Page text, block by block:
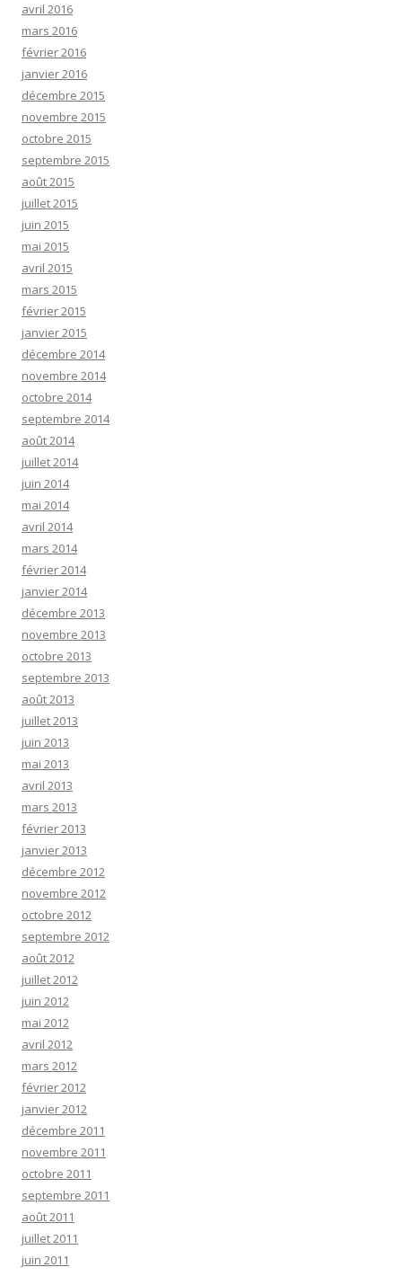
avril 2016
mars 2016
février 2016
janvier 2016
décembre 2015
novembre 2015
octobre 2015
septembre 2015
août 2015
juillet 2015
juin 2015
mai 2015
avril 2015
mars 2015
février 2015
janvier 2015
décembre 2014
novembre 2014
octobre 2014
septembre 2014
août 2014
juillet 2014
juin 2014
mai 2014
avril 2014
mars 2014
février 2014
janvier 2014
décembre 2013
novembre 2013
octobre 2013
septembre 2013
août 2013
juillet 2013
juin 2013
mai 2013
avril 2013
mars 2013
février 2013
janvier 2013
décembre 2012
novembre 2012
octobre 2012
septembre 2012
août 2012
juillet 2012
juin 2012
mai 2012
avril 2012
mars 2012
février 2012
janvier 2012
décembre 2011
novembre 2011
octobre 2011
septembre 2011
août 2011
juillet 2011
juin 2011